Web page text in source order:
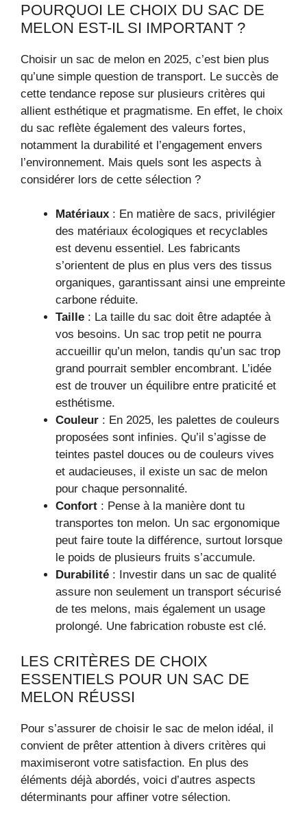
POURQUOI LE CHOIX DU SAC DE
MELON EST-IL SI IMPORTANT ?
Choisir un sac de melon en 2025, c’est bien plus
qu’une simple question de transport. Le succès de
cette tendance repose sur plusieurs critères qui
allient esthétique et pragmatisme. En effet, le choix
du sac reflète également des valeurs fortes,
notamment la durabilité et l’engagement envers
l’environnement. Mais quels sont les aspects à
considérer lors de cette sélection ?
Matériaux : En matière de sacs, privilégier
des matériaux écologiques et recyclables
est devenu essentiel. Les fabricants
s’orientent de plus en plus vers des tissus
organiques, garantissant ainsi une empreinte
carbone réduite.
Taille : La taille du sac doit être adaptée à
vos besoins. Un sac trop petit ne pourra
accueillir qu’un melon, tandis qu’un sac trop
grand pourrait sembler encombrant. L’idée
est de trouver un équilibre entre praticité et
esthétisme.
Couleur : En 2025, les palettes de couleurs
proposées sont infinies. Qu’il s’agisse de
teintes pastel douces ou de couleurs vives
et audacieuses, il existe un sac de melon
pour chaque personnalité.
Confort : Pense à la manière dont tu
transportes ton melon. Un sac ergonomique
peut faire toute la différence, surtout lorsque
le poids de plusieurs fruits s’accumule.
Durabilité : Investir dans un sac de qualité
assure non seulement un transport sécurisé
de tes melons, mais également un usage
prolongé. Une fabrication robuste est clé.
LES CRITÈRES DE CHOIX
ESSENTIELS POUR UN SAC DE
MELON RÉUSSI
Pour s’assurer de choisir le sac de melon idéal, il
convient de prêter attention à divers critères qui
maximiseront votre satisfaction. En plus des
éléments déjà abordés, voici d’autres aspects
déterminants pour affiner votre sélection.